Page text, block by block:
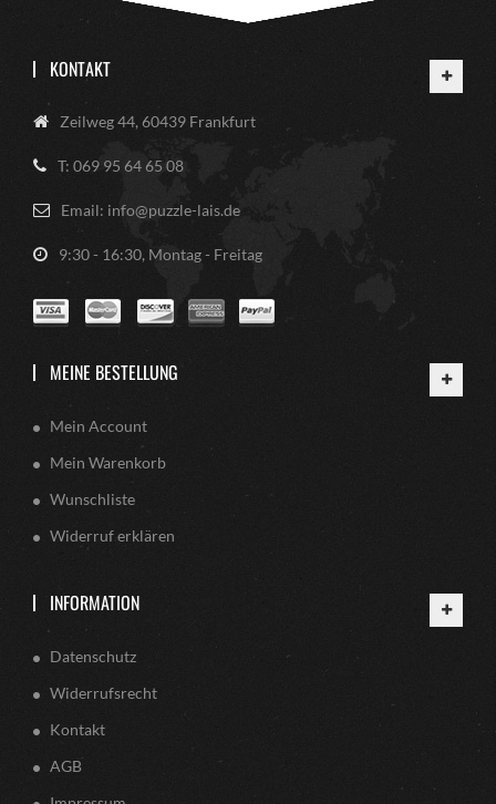
KONTAKT
Zeilweg 44, 60439 Frankfurt
T: 069 95 64 65 08
Email: info@puzzle-lais.de
9:30 - 16:30, Montag - Freitag
MEINE BESTELLUNG
Mein Account
Mein Warenkorb
Wunschliste
Widerruf erklären
INFORMATION
Datenschutz
Widerrufsrecht
Kontakt
AGB